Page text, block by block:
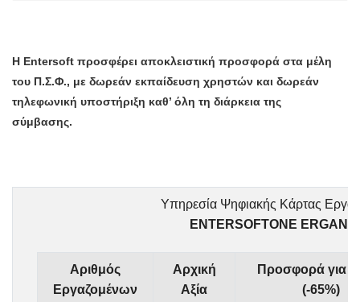
Η Entersoft προσφέρει αποκλειστική προσφορά στα μέλη
του Π.Σ.Φ., με δωρεάν εκπαίδευση χρηστών και δωρεάν
τηλεφωνική υποστήριξη καθ’ όλη τη διάρκεια της
σύμβασης.
Υπηρεσία Ψηφιακής Κάρτας
ENTERSOFTONE ERGANI
Αριθμός
Εργαζομένων
Αρχική
Αξία
Προσφορά για
(-65%)